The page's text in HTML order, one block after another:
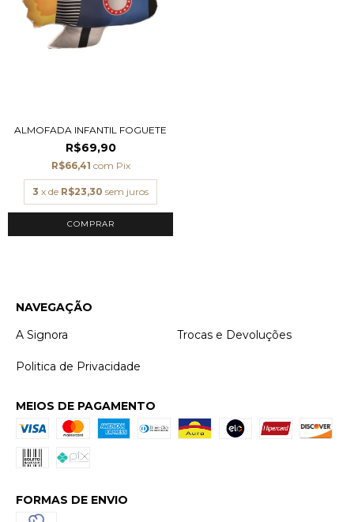
ALMOFADA INFANTIL FOGUETE
R$69,90
R$66,41 com Pix
3 x de R$23,30 sem juros
NAVEGAÇÃO
A Signora
Trocas e Devoluções
Politica de Privacidade
MEIOS DE PAGAMENTO
FORMAS DE ENVIO